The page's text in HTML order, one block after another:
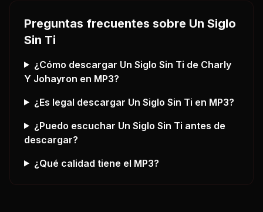
Preguntas frecuentes sobre Un Siglo
Sin Ti
¿Cómo descargar Un Siglo Sin Ti de Charly
Y Johayron en MP3?
¿Es legal descargar Un Siglo Sin Ti en MP3?
¿Puedo escuchar Un Siglo Sin Ti antes de
descargar?
¿Qué calidad tiene el MP3?